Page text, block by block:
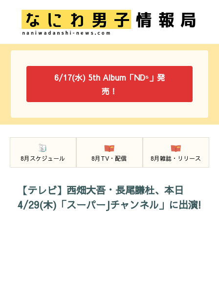
6/17(水) 5th Album「ND⁵」発
売！
8月スケジュール 8月TV・配信 8月雑誌・リリース
【テレビ】西畑大吾・長尾謙杜、本日
4/29(木)「スーパーJチャンネル」に出演!